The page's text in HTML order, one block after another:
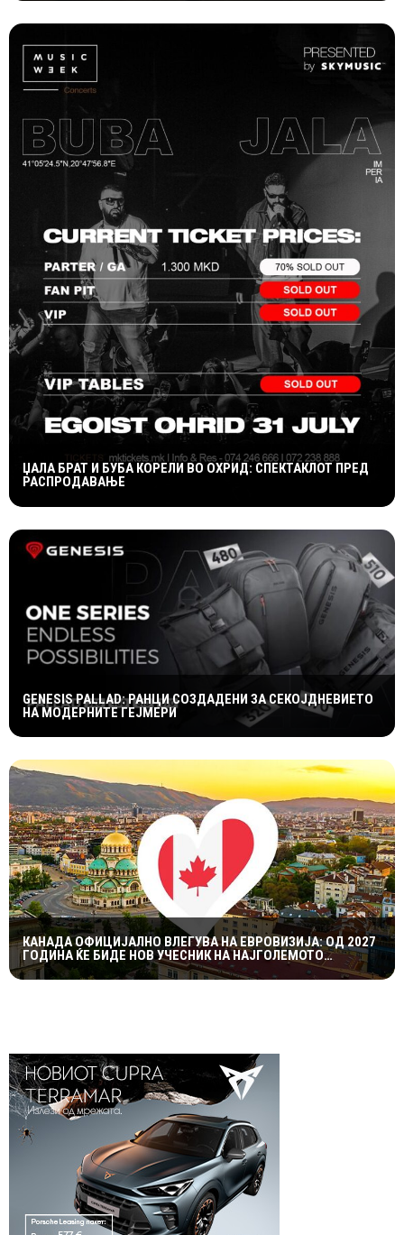
ЏАЛА БРАТ И БУБА КОРЕЛИ ВО ОХРИД: СПЕКТАКЛОТ ПРЕД
РАСПРОДАВАЊЕ
GENESIS PALLAD: РАНЦИ СОЗДАДЕНИ ЗА СЕКОЈДНЕВИЕТО
НА МОДЕРНИТЕ ГЕЈМЕРИ
КАНАДА ОФИЦИЈАЛНО ВЛЕГУВА НА ЕВРОВИЗИЈА: ОД 2027
ГОДИНА ЌЕ БИДЕ НОВ УЧЕСНИК НА НАЈГОЛЕМОТО
МУЗИЧКО ШОУ